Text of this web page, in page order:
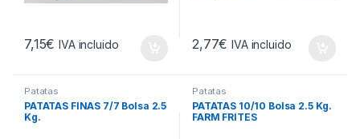
7,15€ IVA incluido 2,77€ IVA incluido
Patatas
PATATAS FINAS 7/7 Bolsa 2.5
Kg.
Patatas
PATATAS 10/10 Bolsa 2.5 Kg.
FARM FRITES